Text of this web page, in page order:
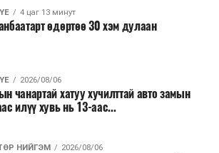
ерөнхийлөн захирагч нарт
байх, аялал, амралт, зугаалга,
спортын арга хэмжээг зохион
төрийн албанд шинэ орон тоо бий
хэлбэрт шилжүүлэх, төрийн албан
4 цаг 13 минут
өдөртөө 30 хэм дулаан
2026/08/06
чанартай хатуу хучилттай авто замын
илүү хувь нь 13-аас...
НИЙГЭМ 2026/08/06